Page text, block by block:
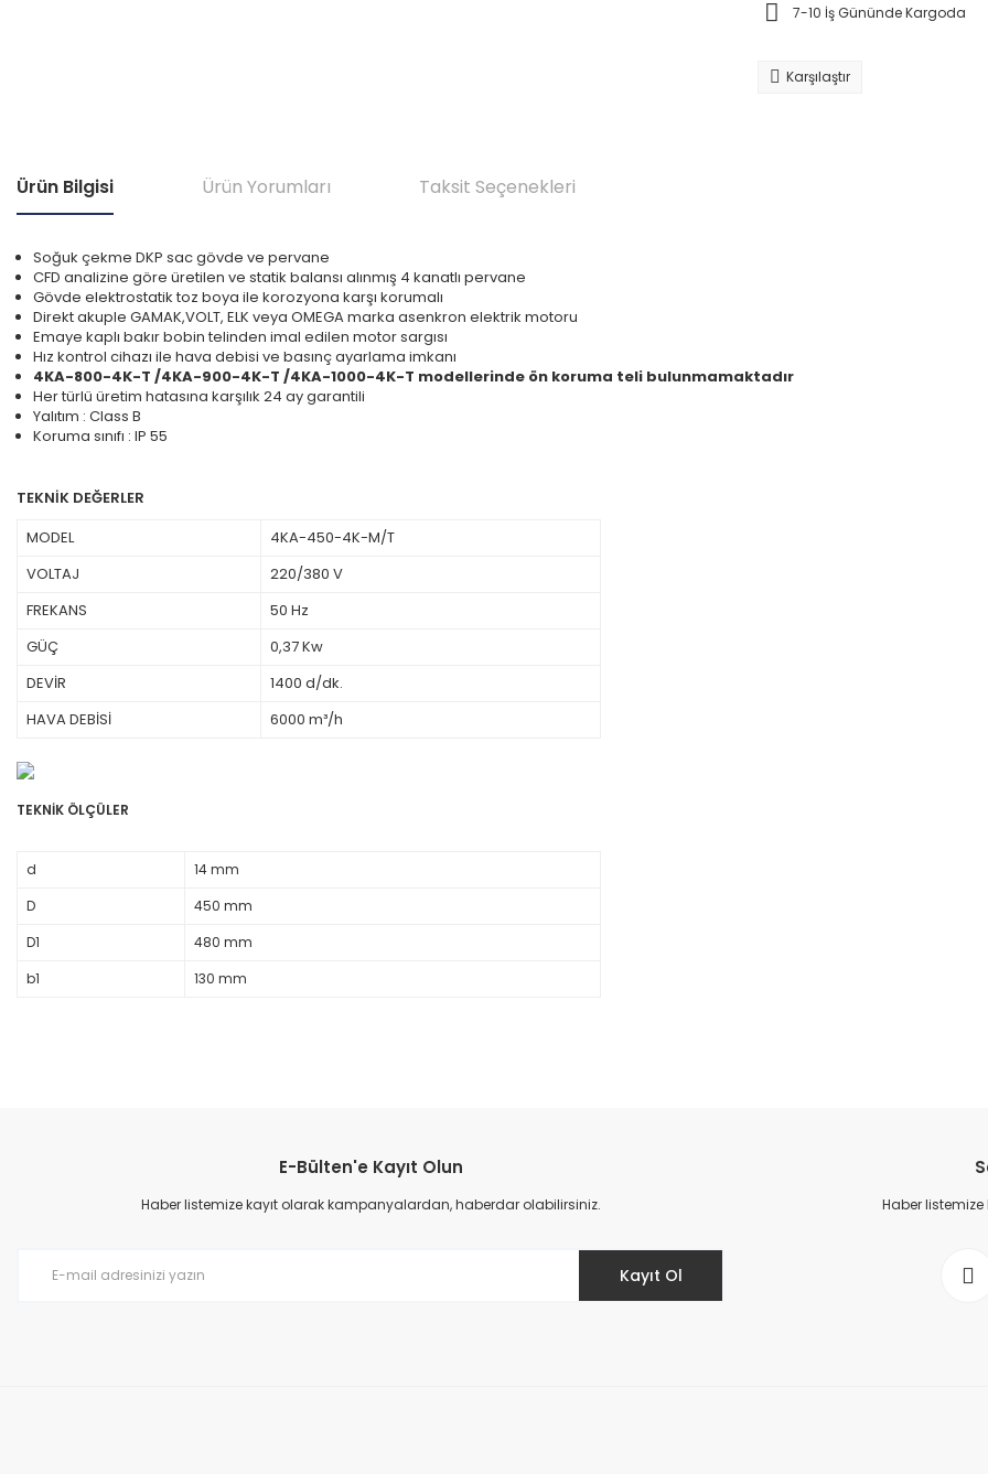
7-10 İş Gününde Kargoda
Karşılaştır
Ürün Bilgisi Ürün Yorumları Taksit Seçenekleri
Soğuk çekme DKP sac gövde ve pervane
CFD analizine göre üretilen ve statik balansı alınmış 4 kanatlı pervane
Gövde elektrostatik toz boya ile korozyona karşı korumalı
Direkt akuple GAMAK,VOLT, ELK veya OMEGA marka asenkron elektrik motoru
Emaye kaplı bakır bobin telinden imal edilen motor sargısı
Hız kontrol cihazı ile hava debisi ve basınç ayarlama imkanı
4KA-800-4K-T /4KA-900-4K-T /4KA-1000-4K-T modellerinde ön koruma teli bulunmamaktadır
Her türlü üretim hatasına karşılık 24 ay garantili
Yalıtım : Class B
Koruma sınıfı : IP 55
TEKNİK DEĞERLER
MODEL
4KA-450-4K-M/T
VOLTAJ
220/380 V
FREKANS
50 Hz
GÜÇ
0,37 Kw
DEVİR
1400 d/dk.
HAVA DEBİSİ
6000 m³/h
TEKNİK ÖLÇÜLER
d
14 mm
D
450 mm
D1
480 mm
b1
130 mm
E-Bülten'e Kayıt Olun
Haber listemize kayıt olarak kampanyalardan, haberdar olabilirsiniz.
Kayıt Ol
Haber